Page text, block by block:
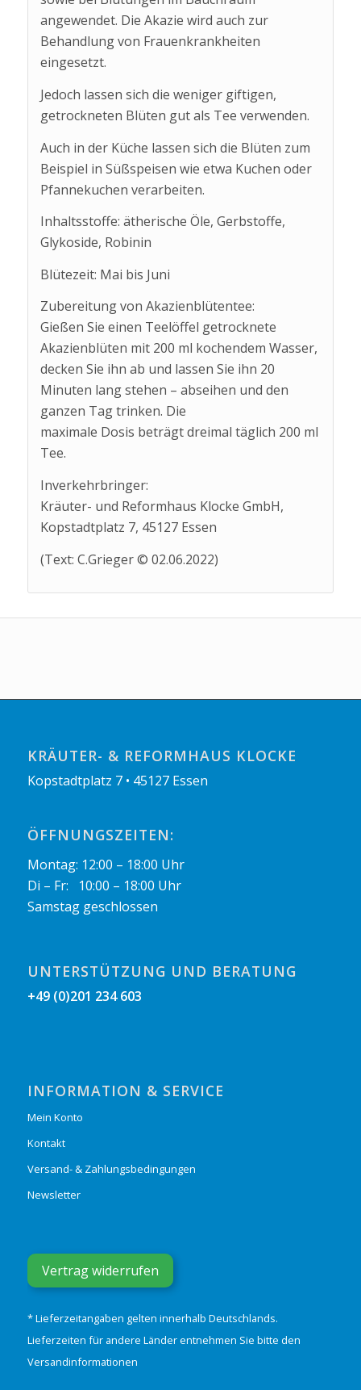
angewendet. Die Akazie wird auch zur
Behandlung von Frauenkrankheiten
eingesetzt.
Jedoch lassen sich die weniger giftigen,
getrockneten Blüten gut als Tee verwenden.
Auch in der Küche lassen sich die Blüten zum
Beispiel in Süßspeisen wie etwa Kuchen oder
Pfannekuchen verarbeiten.
Inhaltsstoffe: ätherische Öle, Gerbstoffe,
Glykoside, Robinin
Blütezeit: Mai bis Juni
Zubereitung von Akazienblütentee:
Gießen Sie einen Teelöffel getrocknete
Akazienblüten mit 200 ml kochendem Wasser,
decken Sie ihn ab und lassen Sie ihn 20
Minuten lang stehen – abseihen und den
ganzen Tag trinken. Die
maximale Dosis beträgt dreimal täglich 200 ml
Tee.
Inverkehrbringer:
Kräuter- und Reformhaus Klocke GmbH,
Kopstadtplatz 7, 45127 Essen
(Text: C.Grieger © 02.06.2022)
KRÄUTER- & REFORMHAUS KLOCKE
Kopstadtplatz 7 • 45127 Essen
ÖFFNUNGSZEITEN:
Montag: 12:00 – 18:00 Uhr
Di – Fr: 10:00 – 18:00 Uhr
Samstag geschlossen
UNTERSTÜTZUNG UND BERATUNG
+49 (0)201 234 603
INFORMATION & SERVICE
Mein Konto
Kontakt
Versand- & Zahlungsbedingungen
Newsletter
Vertrag widerrufen
* Lieferzeitangaben gelten innerhalb Deutschlands.
Lieferzeiten für andere Länder entnehmen Sie bitte den
Versandinformationen